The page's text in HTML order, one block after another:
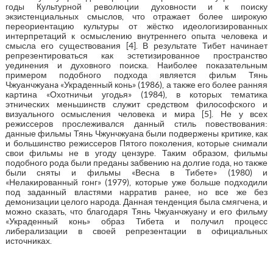
годы Культурной революции духовности и к поиску
экзистенциальных смыслов, что отражает более широкую
переориентацию культуры от жёстко идеологизированных
интерпретаций к осмыслению внутреннего опыта человека и
смысла его существования [4]. В результате Тибет начинает
репрезентироваться как эстетизированное пространство
уединения и духовного поиска. Наиболее показательным
примером подобного подхода является фильм Тянь
Чжуанчжуанa «Украденный конь» (1986), а также его более ранняя
картина «Охотничьи угодья» (1984), в которых тематика
этнических меньшинств служит средством философского и
визуального осмысления человека и мира [5]. Не у всех
режиссеров прослеживался данный стиль повествования:
данные фильмы Тянь Чжунчжуана были подвержены критике, как
и большинство режиссеров Пятого поколения, которые снимали
свои фильмы не в угоду цензуре. Таким образом, фильмы
подобного рода были преданы забвению на долгие года, но также
были сняты и фильмы «Весна в Тибете» (1980) и
«Нелакированный гонг» (1979), которые уже больше подходили
под заданный властями нарратив ранее, но все же без
демонизации целого народа. Данная тенденция была смягчена, и
можно сказать, что благодаря Тянь Чжуанчжуану и его фильму
«Украденный конь» образ Тибета и получил процесс
либерализации в своей репрезентации в официальных
источниках.